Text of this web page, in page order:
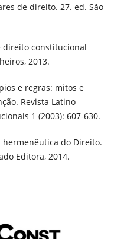
de direito. 27. ed. São
direito constitucional
2013.
e regras: mitos e
Revista Latino
1 (2003): 607-630.
hermenêutica do Direito.
Editora, 2014.